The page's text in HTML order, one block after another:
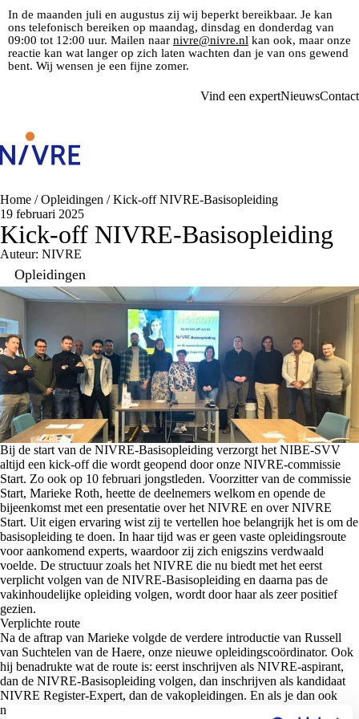
In de maanden juli en augustus zij wij beperkt bereikbaar. Je kan
ons telefonisch bereiken op maandag, dinsdag en donderdag van
09:00 tot 12:00 uur. Mailen naar nivre@nivre.nl kan ook, maar onze
reactie kan wat langer op zich laten wachten dan je van ons gewend
bent. Wij wensen je een fijne zomer.
Vind een expertNieuwsContact
Home /Opleidingen /Kick-off NIVRE-Basisopleiding
19 februari 2025
Kick-off NIVRE-Basisopleiding
Auteur: NIVRE
Opleidingen
Bij de start van de NIVRE-Basisopleiding verzorgt het NIBE-SVV
altijd een kick-off die wordt geopend door onze NIVRE-commissie
Start. Zo ook op 10 februari jongstleden. Voorzitter van de commissie
Start, Marieke Roth, heette de deelnemers welkom en opende de
bijeenkomst met een presentatie over het NIVRE en over NIVRE
Start. Uit eigen ervaring wist zij te vertellen hoe belangrijk het is om de
basisopleiding te doen. In haar tijd was er geen vaste opleidingsroute
voor aankomend experts, waardoor zij zich enigszins verdwaald
voelde. De structuur zoals het NIVRE die nu biedt met het eerst
verplicht volgen van de NIVRE-Basisopleiding en daarna pas de
vakinhoudelijke opleiding volgen, wordt door haar als zeer positief
gezien.
Verplichte route
Na de aftrap van Marieke volgde de verdere introductie van Russell
van Suchtelen van de Haere, onze nieuwe opleidingscoördinator. Ook
hij benadrukte wat de route is: eerst inschrijven als NIVRE-aspirant,
dan de NIVRE-Basisopleiding volgen, dan inschrijven als kandidaat
NIVRE Register-Expert, dan de vakopleidingen. En als je dan ook
nog voldoet aan de overige inschrijvingseisen kan je je laten